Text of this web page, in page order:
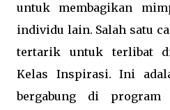
untuk membagikan
individu lain. Salah satu
tertarik untuk terlibat
Kelas Inspirasi. Ini
bergabung di